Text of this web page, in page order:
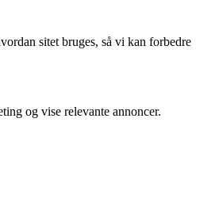
sitet bruges, så vi kan forbedre
og vise relevante annoncer.